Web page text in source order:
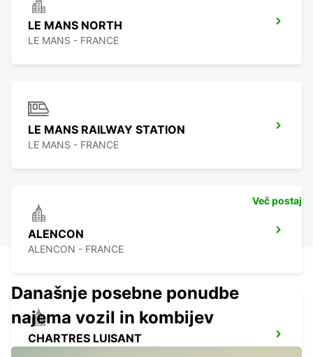
LE MANS NORTH
LE MANS - FRANCE
LE MANS RAILWAY STATION
LE MANS - FRANCE
ALENCON
ALENCON - FRANCE
CHARTRES LUISANT
Več postaj
Današnje posebne ponudbe
najema vozil in kombijev